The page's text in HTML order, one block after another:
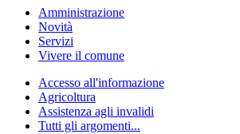
Amministrazione
Novità
Servizi
Vivere il comune
Accesso all'informazione
Agricoltura
Assistenza agli invalidi
Tutti gli argomenti...